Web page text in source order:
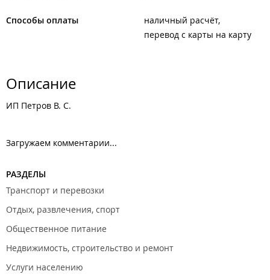
Способы оплаты
наличный расчёт
перевод с карты на карту
Описание
ИП Петров В. С.
Загружаем комментарии...
РАЗДЕЛЫ
Транспорт и перевозки
Отдых, развлечения, спорт
Общественное питание
Недвижимость, строительство и ремонт
Услуги населению